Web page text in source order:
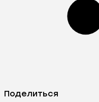
Поделиться